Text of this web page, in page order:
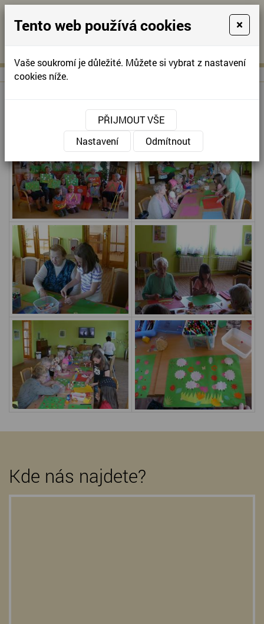
+420info@domov-
Kde nás najdete?
Tento web používá cookies ×
Vaše soukromí je důležité. Můžete si vybrat z nastavení
cookies níže.
PŘIJMOUT VŠE
Nastavení
Odmítnout